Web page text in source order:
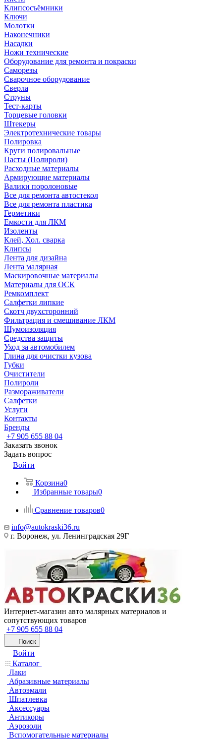
Клипсосъёмники
Ключи
Молотки
Наконечники
Насадки
Ножи технические
Оборудование для ремонта и покраски
Саморезы
Сварочное оборудование
Сверла
Струны
Тест-карты
Торцевые головки
Штекеры
Электротехнические товары
Полировка
Круги полировальные
Пасты (Полироли)
Расходные материалы
Армирующие материалы
Валики поролоновые
Все для ремонта автостекол
Все для ремонта пластика
Герметики
Емкости для ЛКМ
Изоленты
Клей, Хол. сварка
Клипсы
Лента для дизайна
Лента малярная
Маскировочные материалы
Материалы для ОСК
Ремкомплект
Салфетки липкие
Скотч двухсторонний
Фильтрация и смешивание ЛКМ
Шумоизоляция
Средства защиты
Уход за автомобилем
Глина для очистки кузова
Губки
Очистители
Полироли
Размораживатели
Салфетки
Услуги
Контакты
Бренды
+7 905 655 88 04
Заказать звонок
Задать вопрос
Войти
Корзина0
Избранные товары0
Сравнение товаров0
info@autokraski36.ru
г. Воронеж, ул. Ленинградская 29Г
Интернет-магазин авто малярных материалов и
сопутствующих товаров
+7 905 655 88 04
Поиск
Войти
Каталог
Лаки
Абразивные материалы
Автоэмали
Шпатлевка
Аксессуары
Антикоры
Аэрозоли
Вспомогательные материалы